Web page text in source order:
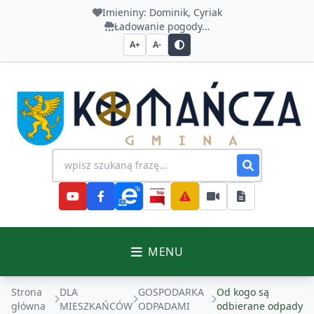
Imieniny: Dominik, Cyriak
Ładowanie pogody...
A+ A-
Urząd Gminy Komańcza
Wyszukiwanie na stronie
MENU
Strona
główna
DLA
MIESZKAŃCÓW
GOSPODARKA
ODPADAMI
Od kogo są
odbierane odpady